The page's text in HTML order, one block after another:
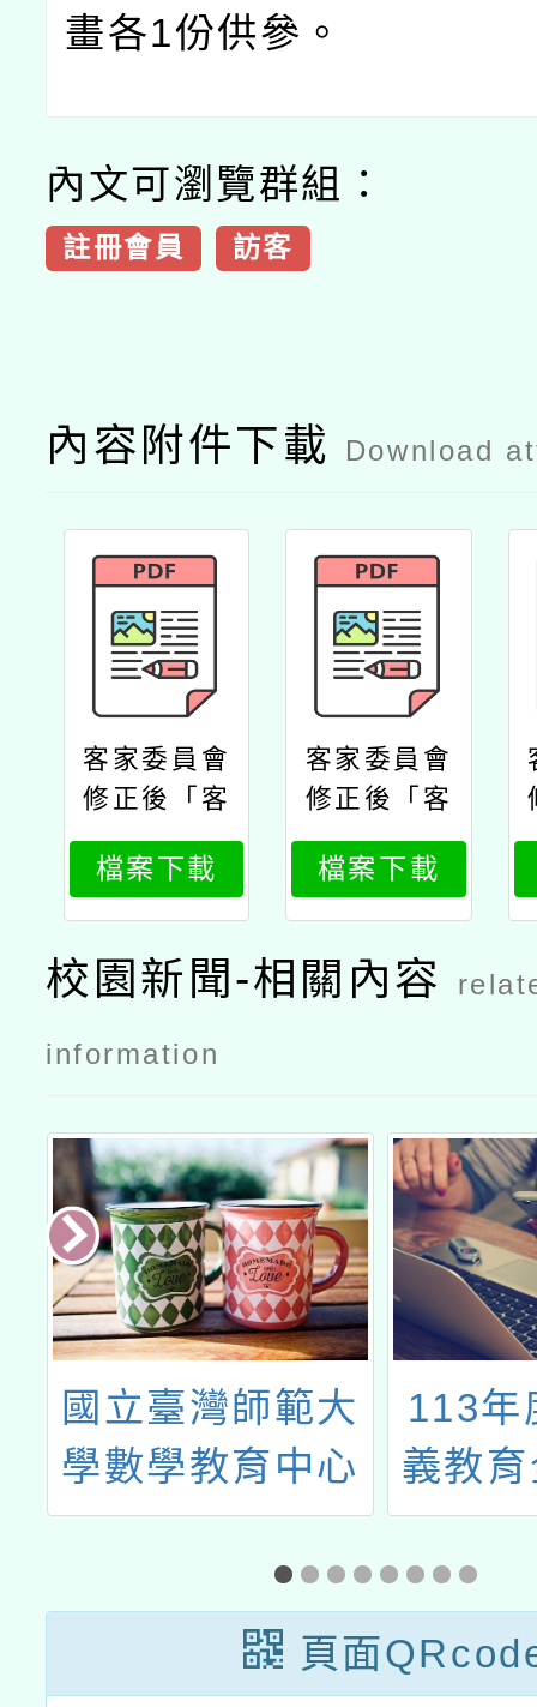
畫各1份供參。
內文可瀏覽群組：
註冊會員 訪客
內容附件下載 Download
客家委員會
修正後「客
家委員會補
助全國公務
人員、教育
人員及軍警
人員參加11
4年度客語
畫」
檔案下載
客家委員會
修正後「客
家委員會補
助全國公務
人員、教育
人員及軍警
人員參加11
畫」公文客
委會
檔案下載
校園新聞-相關內容
information
國立臺灣師範大
學數學教育中心
辦理「第五期數
學活動師培訓研
習工作坊-臺北
113年
義教
培力
頁面